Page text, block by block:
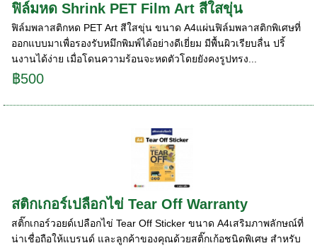
ฟิล์มหด Shrink PET Film Art สีใสขุ่น
ฟิล์มพลาสติกหด PET Art สีใสขุ่น ขนาด A4แผ่นฟิล์มพลาสติกพิเศษที่
ออกแบบมาเพื่อรองรับหมึกพิมพ์ได้อย่างดีเยี่ยม มีพื้นผิวเรียบลื่น ปริ้
นงานได้ง่าย เมื่อโดนความร้อนจะหดตัวโดยยังคงรูปทรง...
฿500
สติกเกอร์เปลือกไข่ Tear Off Warranty
สติ๊กเกอร์วอยด์เปลือกไข่ Tear Off Sticker ขนาด A4เสริมภาพลักษณ์ที่
น่าเชื่อถือให้แบรนด์ และลูกค้าของคุณด้วยสติ๊กเก้อชนิดพิเศษ สำหรับ